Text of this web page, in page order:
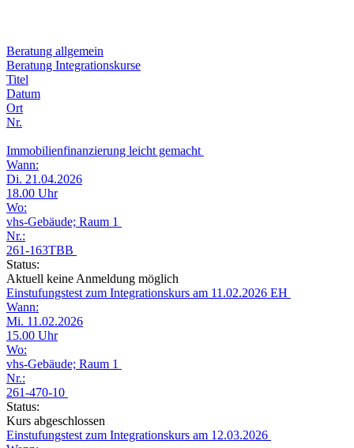
Beratung allgemein
Beratung Integrationskurse
Titel
Datum
Ort
Nr.
Immobilienfinanzierung leicht gemacht
Wann:
Di. 21.04.2026
18.00 Uhr
Wo:
vhs-Gebäude; Raum 1
Nr.:
261-163TBB
Status:
Aktuell keine Anmeldung möglich
Einstufungstest zum Integrationskurs am 11.02.2026 EH
Wann:
Mi. 11.02.2026
15.00 Uhr
Wo:
vhs-Gebäude; Raum 1
Nr.:
261-470-10
Status:
Kurs abgeschlossen
Einstufungstest zum Integrationskurs am 12.03.2026